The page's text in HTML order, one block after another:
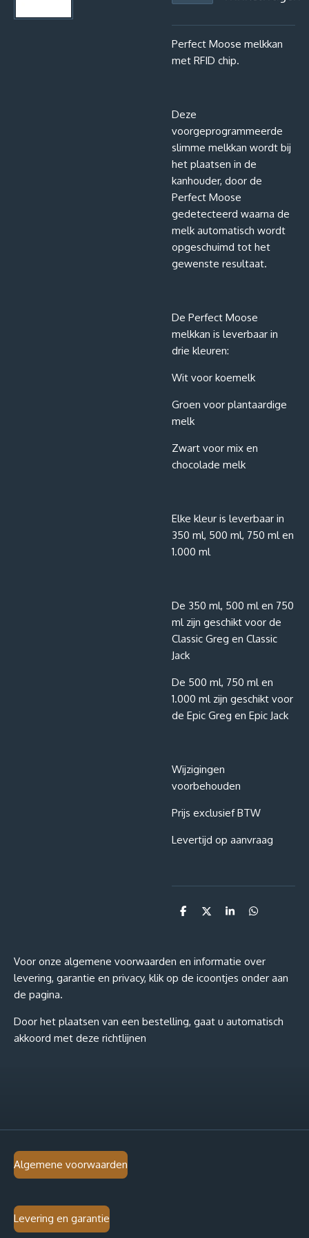
Perfect Moose melkkan
met RFID chip.
Deze
voorgeprogrammeerde
slimme melkkan wordt bij
het plaatsen in de
kanhouder, door de
Perfect Moose
gedetecteerd waarna de
melk automatisch wordt
opgeschuimd tot het
gewenste resultaat.
De Perfect Moose
melkkan is leverbaar in
drie kleuren:
Wit voor koemelk
Groen voor plantaardige
melk
Zwart voor mix en
chocolade melk
Elke kleur is leverbaar in
350 ml, 500 ml, 750 ml en
1.000 ml
De 350 ml, 500 ml en 750
ml zijn geschikt voor de
Classic Greg en Classic
Jack
De 500 ml, 750 ml en
1.000 ml zijn geschikt voor
de Epic Greg en Epic Jack
Wijzigingen
voorbehouden
Prijs exclusief BTW
Levertijd op aanvraag
D
D
S
e
D
Voor onze algemene voorwaarden en informatie over
levering, garantie en privacy, klik op de icoontjes onder aan
de pagina.
Door het plaatsen van een bestelling, gaat u automatisch
akkoord met deze richtlijnen
Algemene voorwaarden
Levering en garantie